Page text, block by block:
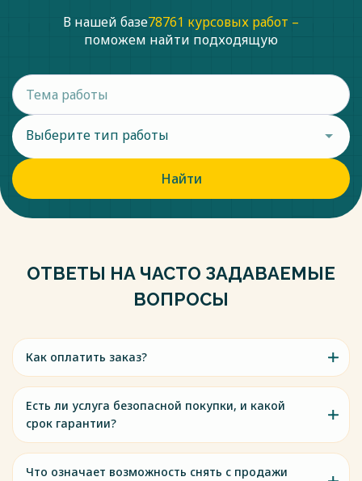
В нашей базе78761 курсовых работ –
поможем найти подходящую
Выберите тип работы
Найти
ОТВЕТЫ НА ЧАСТО ЗАДАВАЕМЫЕ
ВОПРОСЫ
Как оплатить заказ?
Есть ли услуга безопасной покупки, и какой
срок гарантии?
Что означает возможность снять с продажи